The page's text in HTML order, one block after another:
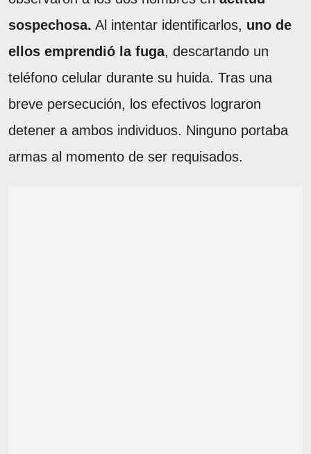
sospechosa. Al intentar identificarlos, uno de
ellos emprendió la fuga, descartando un
teléfono celular durante su huida. Tras una
breve persecución, los efectivos lograron
detener a ambos individuos. Ninguno portaba
armas al momento de ser requisados.